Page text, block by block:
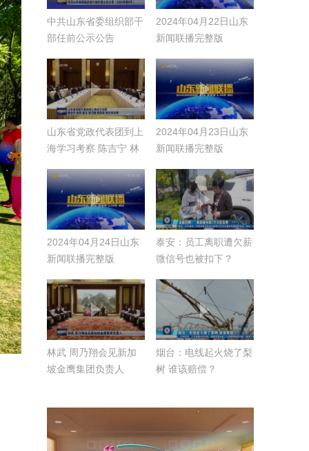
中共山东省委组织部干
部任前公示公告
2024年04月22日山东
新闻联播完整版
山东省党政代表团到上
海学习考察 陈吉宁 林
胡文容出席
2024年04月23日山东
新闻联播完整版
2024年04月24日山东
新闻联播完整版
泰安：员工离职遭欠薪
微信号也被扣下？
林武 周乃翔会见新加
坡金鹰集团负责人
烟台：电线起火烧了梨
树 谁该赔偿？